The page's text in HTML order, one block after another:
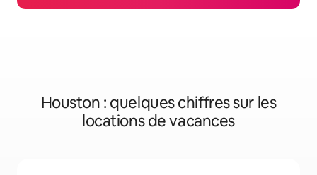
Houston : quelques chiffres sur les
locations de vacances